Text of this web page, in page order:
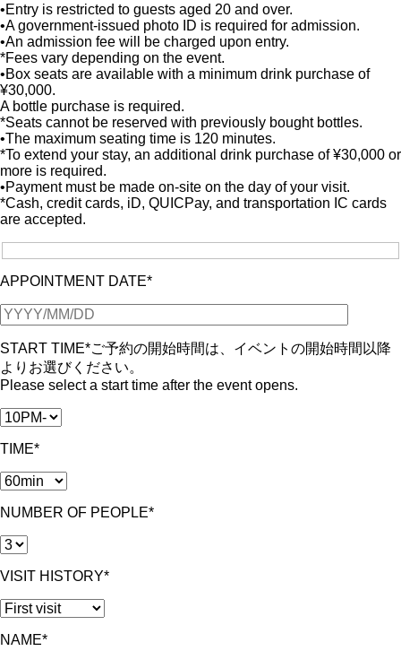
•Entry is restricted to guests aged 20 and over.
•A government-issued photo ID is required for admission.
•An admission fee will be charged upon entry.
*Fees vary depending on the event.
•Box seats are available with a minimum drink purchase of
¥30,000.
A bottle purchase is required.
*Seats cannot be reserved with previously bought bottles.
•The maximum seating time is 120 minutes.
*To extend your stay, an additional drink purchase of ¥30,000 or
more is required.
•Payment must be made on-site on the day of your visit.
*Cash, credit cards, iD, QUICPay, and transportation IC cards
are accepted.
APPOINTMENT DATE*
START TIME*ご予約の開始時間は、イベントの開始時間以降
よりお選びください。
Please select a start time after the event opens.
TIME*
NUMBER OF PEOPLE*
VISIT HISTORY*
NAME*